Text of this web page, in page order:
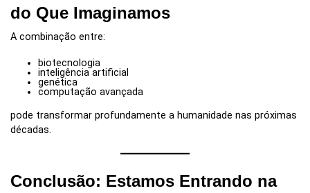
do Que Imaginamos
A combinação entre:
biotecnologia
inteligência artificial
genética
computação avançada
pode transformar profundamente a humanidade nas próximas
décadas.
Conclusão: Estamos Entrando na